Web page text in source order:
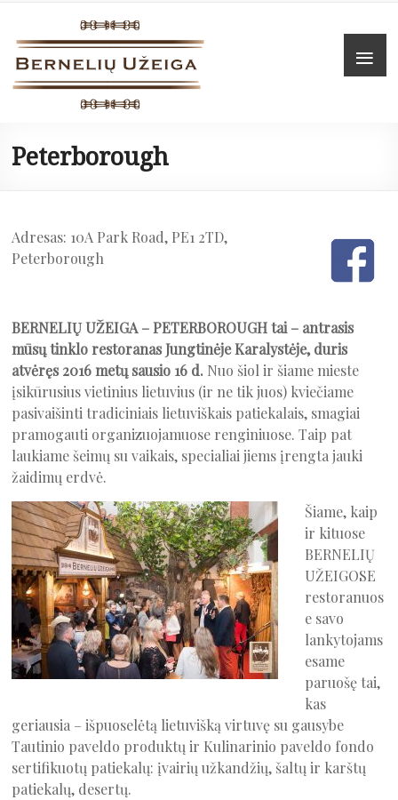
content
Bernelių
užeiga
namus
Peterborough
Adresas: 10A Park Road, PE1 2TD,
Peterborough
BERNELIŲ UŽEIGA – PETERBOROUGH tai – antrasis
mūsų tinklo restoranas Jungtinėje Karalystėje, duris
atvėręs 2016 metų sausio 16 d. Nuo šiol ir šiame mieste
įsikūrusius vietinius lietuvius (ir ne tik juos) kviečiame
pasivaišinti tradiciniais lietuviškais patiekalais, smagiai
pramogauti organizuojamuose renginiuose. Taip pat
laukiame šeimų su vaikais, specialiai jiems įrengta jauki
žaidimų erdvė.
Šiame, kaip
ir kituose
BERNELIŲ
UŽEIGOSE
restoranuos
e savo
lankytojams
esame
paruošę tai,
kas
geriausia – išpuoselėtą lietuvišką virtuvę su gausybe
Tautinio paveldo produktų ir Kulinarinio paveldo fondo
sertifikuotų patiekalų: įvairių užkandžių, šaltų ir karštų
patiekalų, desertų.